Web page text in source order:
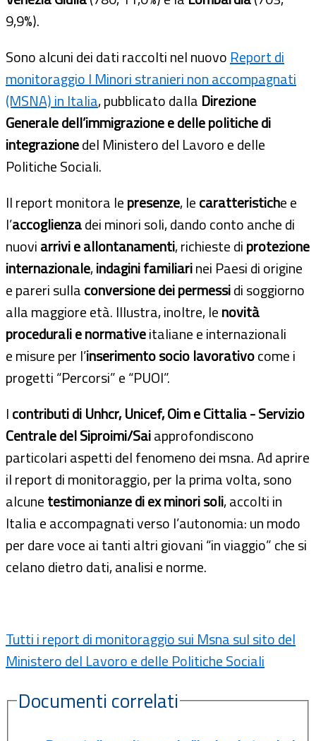
9,9%).
Sono alcuni dei dati raccolti nel nuovo Report di
monitoraggio I Minori stranieri non accompagnati
(MSNA) in Italia, pubblicato dalla Direzione
Generale dell’immigrazione e delle politiche di
integrazionedel Ministero del Lavoro e delle
Politiche Sociali.
Il report monitora lepresenze, lecaratteristiche e
l’accoglienzadei minori soli, dando conto anche di
nuoviarrivi e allontanamenti, richieste diprotezione
internazionale,indagini familiarinei Paesi di origine
e pareri sullaconversione dei permessidi soggiorno
alla maggiore età. Illustra, inoltre, lenovità
procedurali e normativeitaliane e internazionali
e misure per l’inserimento socio lavorativocome i
progetti “Percorsi” e “PUOI”.
Icontributi di Unhcr, Unicef, Oim e Cittalia - Servizio
Centrale del Siproimi/Saiapprofondiscono
particolari aspetti del fenomeno dei msna. Ad aprire
il report di monitoraggio, per la prima volta, sono
alcunetestimonianze di ex minori soli, accolti in
Italia e accompagnati verso l’autonomia: un modo
per dare voce ai tanti altri giovani “in viaggio” che si
celano dietro dati, analisi e norme.
Tutti i report di monitoraggio sui Msna sul sito del
Ministero del Lavoro e delle Politiche Sociali
Documenti correlati